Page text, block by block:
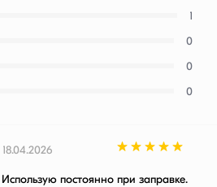
1
0
0
0
18.04.2026
постоянно при заправке.